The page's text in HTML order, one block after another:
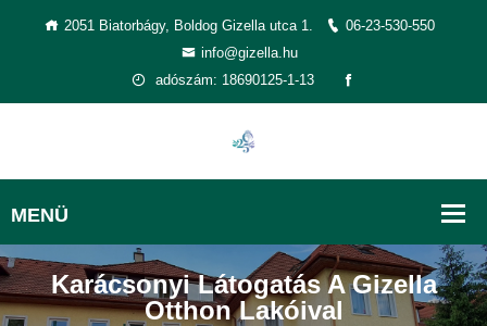
2051 Biatorbágy, Boldog Gizella utca 1.
06-23-530-550
info@gizella.hu
adószám: 18690125-1-13
Karácsonyi Látogatás A Gizella
Otthon Lakóival